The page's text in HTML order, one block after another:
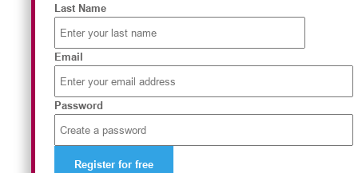
Last Name
Email
Password